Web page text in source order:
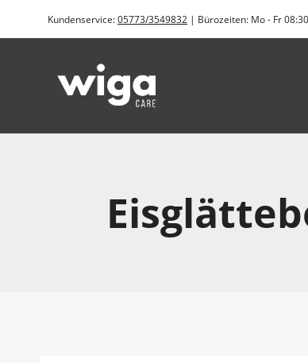
Kundenservice:05773/3549832 | Bürozeiten: Mo - Fr